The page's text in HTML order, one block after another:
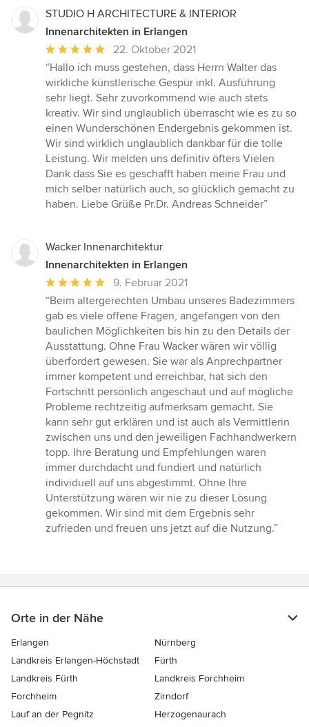
STUDIO H ARCHITECTURE & INTERIOR
Innenarchitekten in Erlangen
Durchschnittliche
Bewertung:
5
von
5
Sternen
22. Oktober 2021
“Hallo ich muss gestehen, dass Herrn Walter das
wirkliche künstlerische Gespür inkl. Ausführung
sehr liegt. Sehr zuvorkommend wie auch stets
kreativ. Wir sind unglaublich überrascht wie es zu so
einen Wunderschönen Endergebnis gekommen ist.
Wir sind wirklich unglaublich dankbar für die tolle
Leistung. Wir melden uns definitiv öfters Vielen
Dank dass Sie es geschafft haben meine Frau und
mich selber natürlich auch, so glücklich gemacht zu
haben. Liebe Grüße Pr.Dr. Andreas Schneider”
Wacker Innenarchitektur
Innenarchitekten in Erlangen
Durchschnittliche
Bewertung:
5
von
5
Sternen
9. Februar 2021
“Beim altergerechten Umbau unseres Badezimmers
gab es viele offene Fragen, angefangen von den
baulichen Möglichkeiten bis hin zu den Details der
Ausstattung. Ohne Frau Wacker wären wir völlig
überfordert gewesen. Sie war als Anprechpartner
immer kompetent und erreichbar, hat sich den
Fortschritt persönlich angeschaut und auf mögliche
Probleme rechtzeitig aufmerksam gemacht. Sie
kann sehr gut erklären und ist auch als Vermittlerin
zwischen uns und den jeweiligen Fachhandwerkern
topp. Ihre Beratung und Empfehlungen waren
immer durchdacht und fundiert und natürlich
individuell auf uns abgestimmt. Ohne Ihre
Unterstützung wären wir nie zu dieser Lösung
gekommen. Wir sind mit dem Ergebnis sehr
zufrieden und freuen uns jetzt auf die Nutzung.”
Orte in der Nähe
Erlangen
Nürnberg
Landkreis Erlangen-Höchstadt
Fürth
Landkreis Fürth
Landkreis Forchheim
Forchheim
Zirndorf
Lauf an der Pegnitz
Herzogenaurach